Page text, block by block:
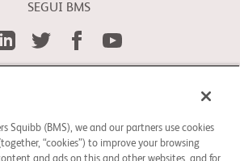
SEGUI BMS
Personali in UE, scrivendo al seguente
attraverso di esso, gli
Squibb (BMS), we and our partners use cookies
“cookies”) to improve your browsing